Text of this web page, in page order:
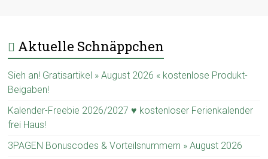
Aktuelle Schnäppchen
Sieh an! Gratisartikel » August 2026 « kostenlose Produkt-
Beigaben!
Kalender-Freebie 2026/2027 ♥ kostenloser Ferienkalender
frei Haus!
3PAGEN Bonuscodes & Vorteilsnummern » August 2026